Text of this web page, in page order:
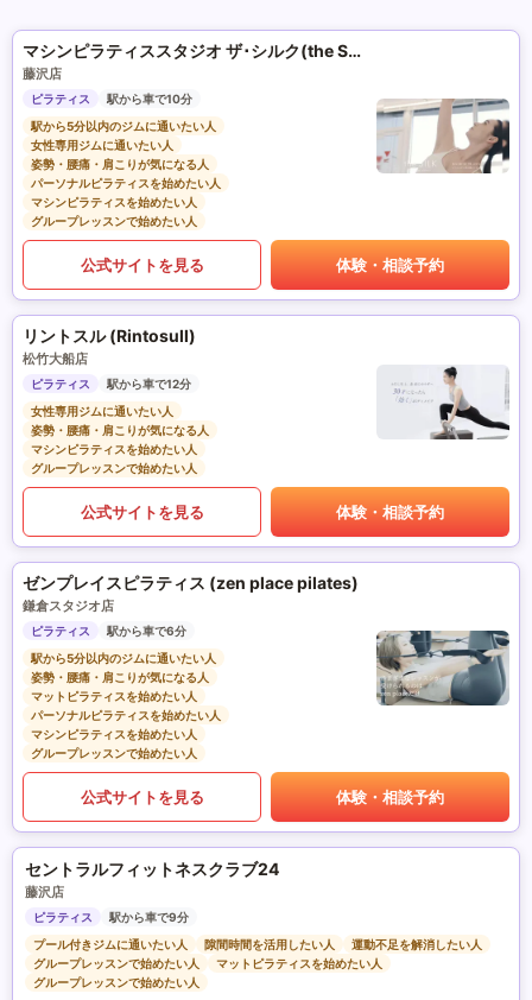
マシンピラティススタジオ ザ･シルク(the SILK)
藤沢店
ピラティス
駅から車で10分
駅から5分以内のジムに通いたい人
女性専用ジムに通いたい人
姿勢・腰痛・肩こりが気になる人
パーソナルピラティスを始めたい人
マシンピラティスを始めたい人
グループレッスンで始めたい人
公式サイトを見る 体験・相談予約
リントスル (Rintosull)
松竹大船店
ピラティス
駅から車で12分
女性専用ジムに通いたい人
姿勢・腰痛・肩こりが気になる人
マシンピラティスを始めたい人
グループレッスンで始めたい人
公式サイトを見る 体験・相談予約
ゼンプレイスピラティス (zen place pilates)
鎌倉スタジオ店
ピラティス
駅から車で6分
駅から5分以内のジムに通いたい人
姿勢・腰痛・肩こりが気になる人
マットピラティスを始めたい人
パーソナルピラティスを始めたい人
マシンピラティスを始めたい人
グループレッスンで始めたい人
公式サイトを見る 体験・相談予約
セントラルフィットネスクラブ24
藤沢店
ピラティス
駅から車で9分
プール付きジムに通いたい人
隙間時間を活用したい人
運動不足を解消したい人
グループレッスンで始めたい人
マットピラティスを始めたい人
グループレッスンで始めたい人